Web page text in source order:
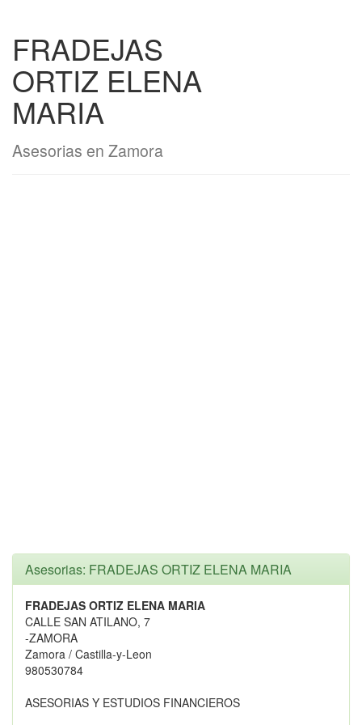
FRADEJAS
ORTIZ ELENA
MARIA
Asesorias en Zamora
Asesorias: FRADEJAS ORTIZ ELENA MARIA
FRADEJAS ORTIZ ELENA MARIA
CALLE SAN ATILANO, 7
-ZAMORA
Zamora / Castilla-y-Leon
980530784
ASESORIAS Y ESTUDIOS FINANCIEROS